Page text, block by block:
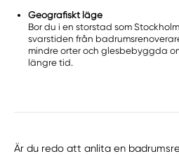
Geografiskt läge
Bor du i en storstad som
svarstiden från
mindre orter och glesbebyggda
längre tid.
Är du redo att anlita en